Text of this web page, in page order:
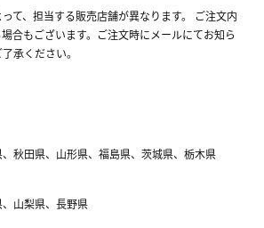
て、担当する販売店舗が異なります。 ご注文内
合もございます。ご注文時にメールにてお知ら
承ください。
秋田県、山形県、福島県、茨城県、栃木県
山梨県、長野県